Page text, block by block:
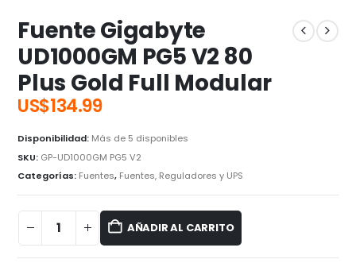
Fuente Gigabyte
UD1000GM PG5 V2 80
Plus Gold Full Modular
US$134.99
Disponibilidad: Más de 5 disponibles
SKU: GP-UD1000GM PG5 V2
Categorías: Fuentes, Fuentes, Reguladores y UPS
AÑADIR AL CARRITO